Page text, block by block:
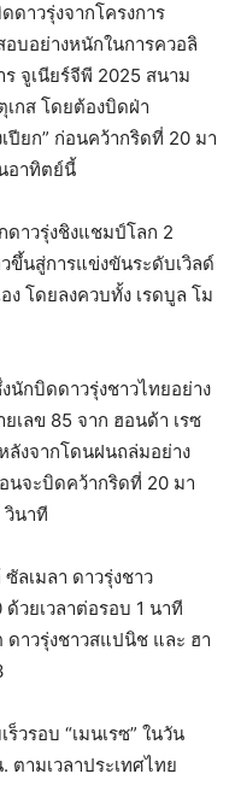
ดาวรุ่งจากโครงการ
อบอย่างหนักในการควอลิ
จูเนียร์จีพี 2025 สนาม
เกส โดยต้องบิดฝ่า
ยก” ก่อนคว้ากริดที่ 20 มา
อาทิตย์นี้
ดาวรุ่งชิงแชมป์โลก 2
ขึ้นสู่การแข่งขันระดับเวิลด์
ง โดยลงควบทั้ง เรดบูล โม
กบิดดาวรุ่งชาวไทยอย่าง
เลข 85 จาก ฮอนด้า เรซ
ลังจากโดนฝนถล่มอย่าง
นจะบิดคว้ากริดที่ 20 มา
วินาที
ลเมลา ดาวรุ่งชาว
ด้วยเวลาต่อรอบ 1 นาที
ดาวรุ่งชาวสแปนิช และ ฮา
วรอบ “เมนเรซ” ในวัน
ตามเวลาประเทศไทย